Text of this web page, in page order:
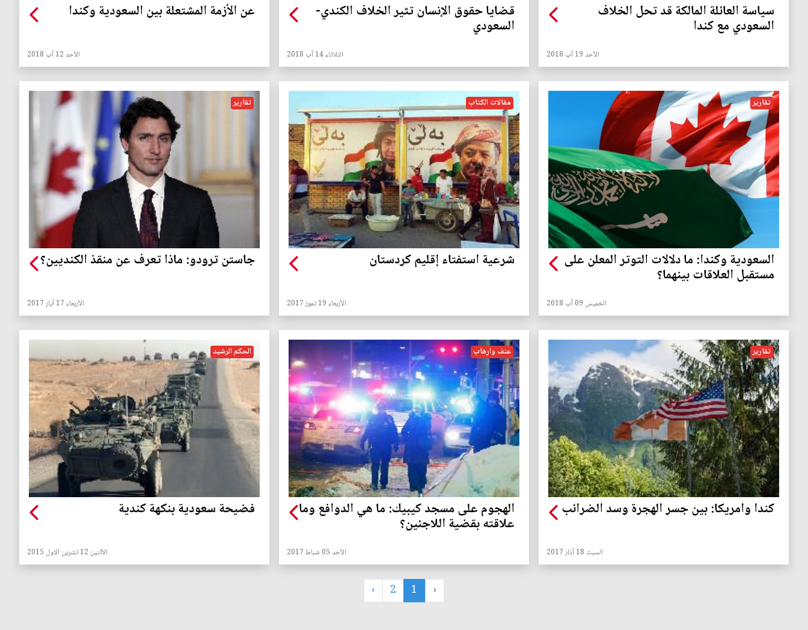
سياسة العائلة المالكة قد تحل الخلاف
السعودي مع كندا
الأحد 19 آب 2018
قضايا حقوق الإنسان تثير الخلاف الكندي-
السعودي
الثلاثاء 14 آب 2018
عن الأزمة المشتعلة بين السعودية وكندا
الأحد 12 آب 2018
تقارير
السعودية وكندا: ما دلالات التوتر المعلن على
مستقبل العلاقات بينهما؟
الخميس 09 آب 2018
مقالات الكتاب
شرعية استفتاء إقليم كردستان
الأربعاء 19 تموز 2017
تقارير
جاستن ترودو: ماذا تعرف عن منقذ الكنديين؟
الأربعاء 17 آيار 2017
تقارير
كندا وامريكا: بين جسر الهجرة وسد الضرائب
السبت 18 آذار 2017
عنف وارهاب
الهجوم على مسجد كيبيك: ما هي الدوافع وما
علاقته بقضية اللاجئين؟
الأحد 05 شباط 2017
الحكم الرشيد
فضيحة سعودية بنكهة كندية
الأثنين 12 تشرين الاول 2015
‹
1
2
›